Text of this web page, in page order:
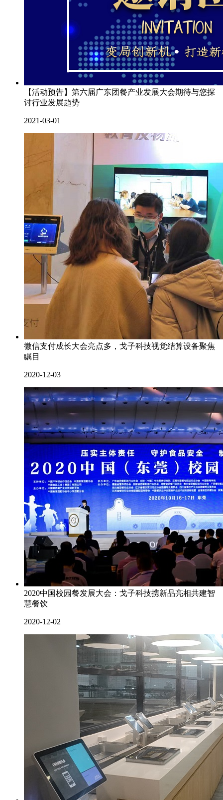
【活动预告】第六届广东团餐产业发展大会期待与您探
讨行业发展趋势
2021-03-01
微信支付成长大会亮点多，戈子科技视觉结算设备聚焦
瞩目
2020-12-03
2020中国校园餐发展大会：戈子科技携新品亮相共建智
慧餐饮
2020-12-02